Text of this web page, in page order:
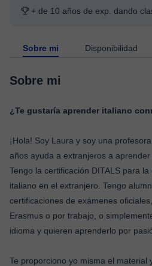
+ de 10 años de exp. dando
Sobre mi Disponibilidad
Sobre mi
¿Te gustaría aprender italiano
¡Hola! Soy Laura y soy una
años ayuda a extranjeros a aprender
Tengo la certificación DITALS para
italiano en el extranjero. Tengo
certificaciones de exámenes
Erasmus o por trabajo, o
idioma y quieren aprenderlo por
Te proporciono yo misma el material